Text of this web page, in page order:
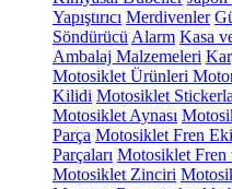
Yapıştırıcı Merdivenler
Söndürücü Alarm Kasa
Ambalaj Malzemeleri
Motosiklet Ürünleri
Kilidi Motosiklet
Motosiklet Aynası
Parça Motosiklet Fren
Parçaları Motosiklet
Motosiklet Zinciri